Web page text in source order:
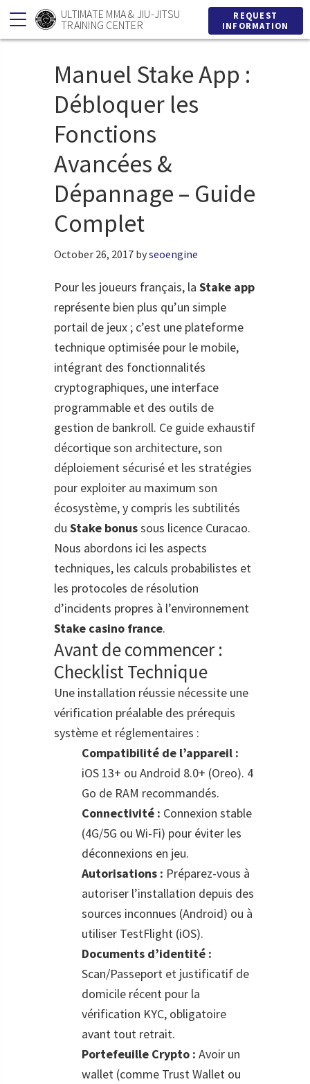
Skip
to
Skip
to
ULTIMATE MMA & JIU-JITSU
TRAINING CENTER
REQUEST
INFORMATION
Manuel Stake App :
Débloquer les
Fonctions
Avancées &
Dépannage – Guide
Complet
October 26, 2017 byseoengine
Pour les joueurs français, laStake app
représente bien plus qu’un simple
portail de jeux ; c’est une plateforme
technique optimisée pour le mobile,
intégrant des fonctionnalités
cryptographiques, une interface
programmable et des outils de
gestion de bankroll. Ce guide exhaustif
décortique son architecture, son
déploiement sécurisé et les stratégies
pour exploiter au maximum son
écosystème, y compris les subtilités
duStake bonussous licence Curacao.
Nous abordons ici les aspects
techniques, les calculs probabilistes et
les protocoles de résolution
d’incidents propres à l’environnement
Stake casino france.
Avant de commencer :
Checklist Technique
Une installation réussie nécessite une
vérification préalable des prérequis
système et réglementaires :
Compatibilité de l’appareil :
iOS 13+ ou Android 8.0+ (Oreo). 4
Go de RAM recommandés.
Connectivité : Connexion stable
(4G/5G ou Wi-Fi) pour éviter les
déconnexions en jeu.
Autorisations : Préparez-vous à
autoriser l’installation depuis des
sources inconnues (Android) ou à
utiliser TestFlight (iOS).
Documents d’identité :
Scan/Passeport et justificatif de
domicile récent pour la
vérification KYC, obligatoire
avant tout retrait.
Portefeuille Crypto : Avoir un
wallet (comme Trust Wallet ou